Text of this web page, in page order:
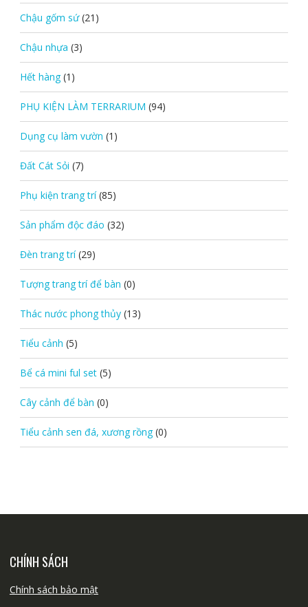
Chậu gốm sứ (21)
Chậu nhựa (3)
Hết hàng (1)
PHỤ KIỆN LÀM TERRARIUM (94)
Dụng cụ làm vườn (1)
Đất Cát Sỏi (7)
Phụ kiện trang trí (85)
Sản phẩm độc đáo (32)
Đèn trang trí (29)
Tượng trang trí để bàn (0)
Thác nước phong thủy (13)
Tiểu cảnh (5)
Bể cá mini ful set (5)
Cây cảnh để bàn (0)
Tiểu cảnh sen đá, xương rồng (0)
CHÍNH SÁCH
Chính sách bảo mật